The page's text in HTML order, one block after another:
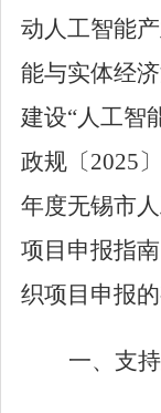
动人工智能
能与实体经
建设“人工智
政规〔2025〕
年度无锡市
项目申报指
织项目申报
一、支